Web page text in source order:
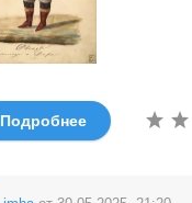
Подробнее